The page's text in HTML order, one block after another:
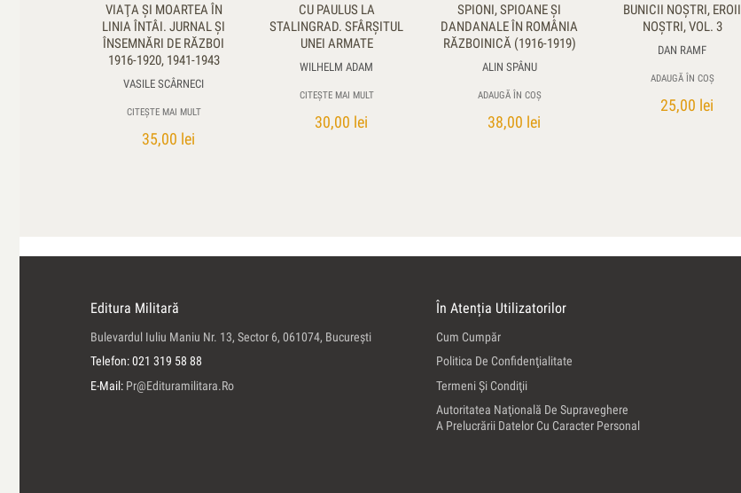
VIAŢA ŞI MOARTEA ÎN
LINIA ÎNTÂI. JURNAL ŞI
ÎNSEMNĂRI DE RĂZBOI
1916-1920, 1941-1943
VASILE SCÂRNECI
CITEȘTE MAI MULT
35,00 lei
CU PAULUS LA
STALINGRAD. SFÂRŞITUL
UNEI ARMATE
WILHELM ADAM
CITEȘTE MAI MULT
30,00 lei
SPIONI, SPIOANE ŞI
DANDANALE ÎN ROMÂNIA
RĂZBOINICĂ (1916-1919)
ALIN SPÂNU
ADAUGĂ ÎN COȘ
38,00 lei
BUNICII NOȘTRI, EROII
NOȘTRI, VOL. 3
DAN RAMF
ADAUGĂ ÎN COȘ
25,00 lei
Editura Militară
Bulevardul Iuliu Maniu Nr. 13, Sector 6, 061074, Bucureşti
Telefon: 021 319 58 88
E-Mail: Pr@edituramilitara.ro
În Atenția Utilizatorilor
Cum Cumpăr
Politica De Confidenţialitate
Termeni Şi Condiţii
Autoritatea Naţională De Supraveghere
A Prelucrării Datelor Cu Caracter Personal